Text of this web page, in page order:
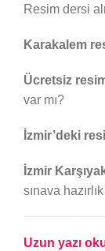
Resim dersi
Karakalem
Ücretsiz
var mı?
İzmir’deki
İzmir
sınava
Uzun yazı